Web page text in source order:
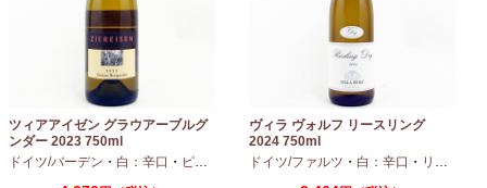
ツィアアイゼン グラウアーブルグ
ンダー 2023 750ml
ドイツ/バーデン ・ 白：辛口 ・ ピノグリ
ヴィラ ヴォルフ リースリング
2024 750ml
ドイツ/ファルツ ・ 白：辛口 ・ リースリング